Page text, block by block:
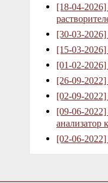
[18-04-
[30-03-
[15-03-
[01-02-
[26-09-
[02-09-
[09-06-
[02-06-